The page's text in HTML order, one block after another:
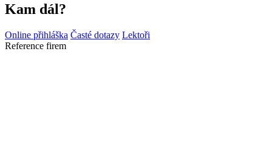
Kam dál?
Online přihláška Časté dotazy Lektoři
Reference firem